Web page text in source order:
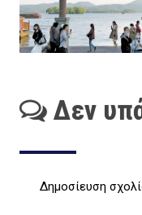
Δεν
Δημοσίευση